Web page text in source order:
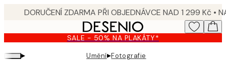
content.
SALE - 50% NA PLAKÁTY*
▸ Umění▸Fotografie